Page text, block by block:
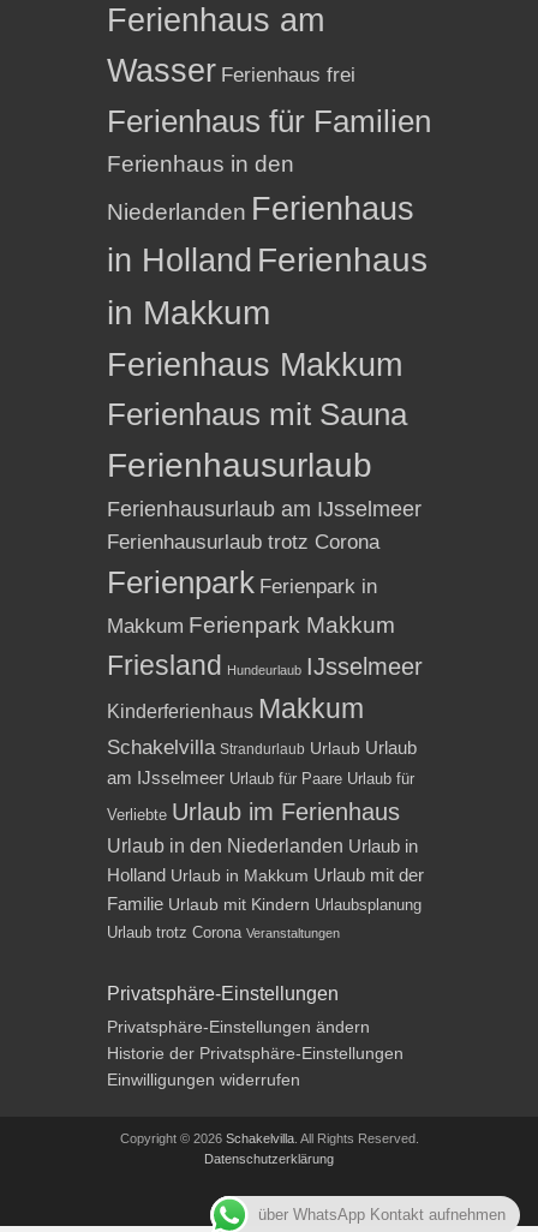
Ferienhaus am
Wasser Ferienhaus frei
Ferienhaus für Familien
Ferienhaus in den
Niederlanden Ferienhaus
in Holland Ferienhaus
in Makkum
Ferienhaus Makkum
Ferienhaus mit Sauna
Ferienhausurlaub
Ferienhausurlaub am IJsselmeer
Ferienhausurlaub trotz Corona
Ferienpark Ferienpark in
Makkum Ferienpark Makkum
Friesland Hundeurlaub IJsselmeer
Kinderferienhaus Makkum
Schakelvilla Strandurlaub Urlaub Urlaub
am IJsselmeer Urlaub für Paare Urlaub für
Verliebte Urlaub im Ferienhaus
Urlaub in den Niederlanden Urlaub in
Holland Urlaub in Makkum Urlaub mit der
Familie Urlaub mit Kindern Urlaubsplanung
Urlaub trotz Corona Veranstaltungen
Privatsphäre-Einstellungen
Privatsphäre-Einstellungen ändern
Historie der Privatsphäre-Einstellungen
Einwilligungen widerrufen
Copyright © 2026 Schakelvilla. All Rights Reserved.
Datenschutzerklärung
Impressum
über WhatsApp Kontakt aufnehmen